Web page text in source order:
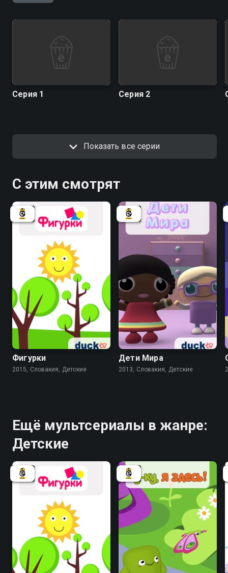
Серия 1 Серия 2
Показать все серии
С этим смотрят
Фигурки
2015, Словакия, Детские
Дети Мира
2013, Словакия, Детские
Ещё мультсериалы в жанре:
Детские